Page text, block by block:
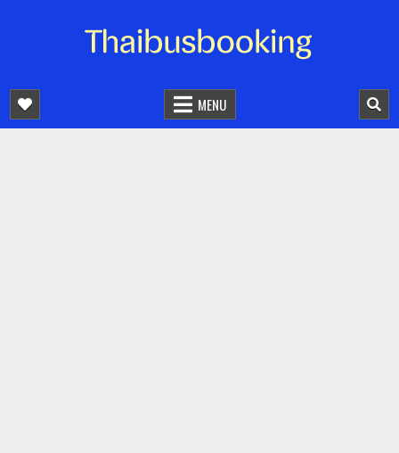
จองตั๋วรถออนไลน์ 24 ชั่วโมง
MENU